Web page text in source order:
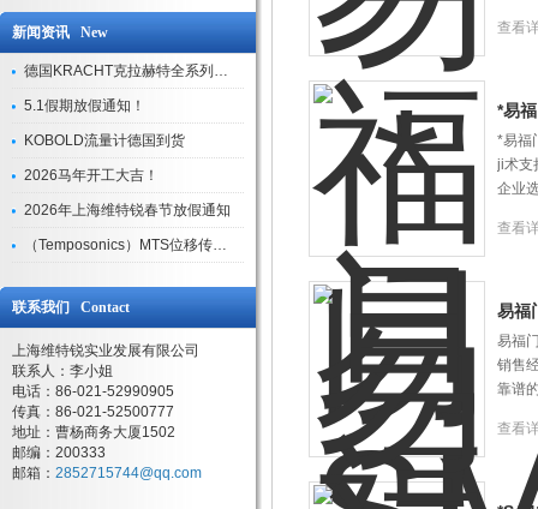
新闻资讯 New
德国KRACHT克拉赫特全系列现货库存
5.1假期放假通知！
KOBOLD流量计德国到货
2026马年开工大吉！
2026年上海维特锐春节放假通知
（Temposonics）MTS位移传感器现货库存型号
联系我们 Contact
上海维特锐实业发展有限公司
联系人：李小姐
电话：86-021-52990905
传真：86-021-52500777
地址：曹杨商务大厦1502
邮编：200333
邮箱： 2852715744@qq.com
查看
*易
*易福
ji术支
企业
查看
易福
易福
销售
靠谱
查看